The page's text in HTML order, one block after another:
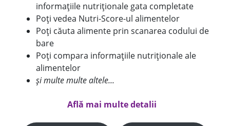
informațiile nutriționale gata completate
Poți vedea Nutri-Score-ul alimentelor
Poți căuta alimente prin scanarea codului de
bare
Poți compara informațiile nutriționale ale
alimentelor
și multe multe altele...
Află mai multe detalii